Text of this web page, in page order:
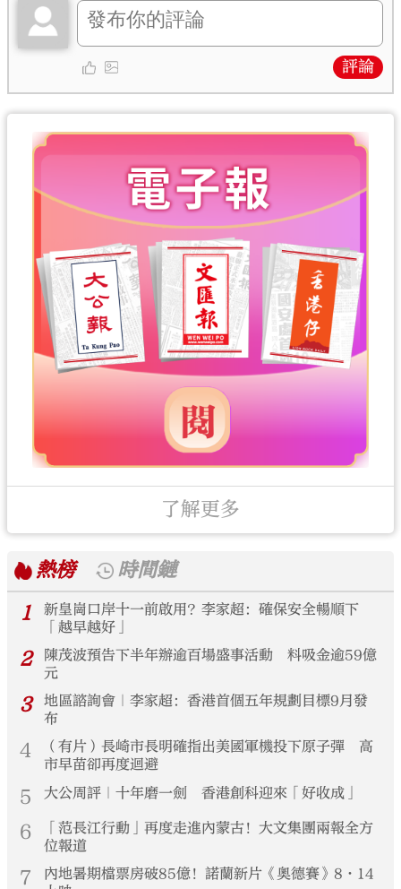
評論
了解更多
熱榜
時間鏈
1
新皇崗口岸十一前啟用？李家超：確保安全暢順下
「越早越好」
2
陳茂波預告下半年辦逾百場盛事活動 料吸金逾59億
元
3
地區諮詢會｜李家超：香港首個五年規劃目標9月發
布
4
（有片）長崎市長明確指出美國軍機投下原子彈 高
市早苗卻再度迴避
5 大公周評｜十年磨一劍 香港創科迎來「好收成」
6
「范長江行動」再度走進內蒙古！大文集團兩報全方
位報道
7
內地暑期檔票房破85億！諾蘭新片《奧德賽》8·14